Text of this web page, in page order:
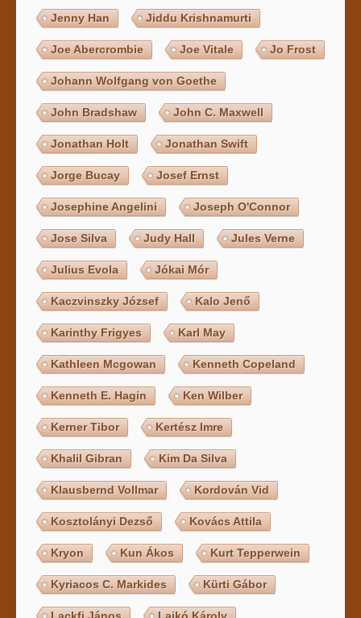
Jenny Han Jiddu Krishnamurti
Joe Abercrombie Joe Vitale Jo Frost
Johann Wolfgang von Goethe
John Bradshaw John C. Maxwell
Jonathan Holt Jonathan Swift
Jorge Bucay Josef Ernst
Josephine Angelini Joseph O'Connor
Jose Silva Judy Hall Jules Verne
Julius Evola Jókai Mór
Kaczvinszky József Kalo Jenő
Karinthy Frigyes Karl May
Kathleen Mcgowan Kenneth Copeland
Kenneth E. Hagin Ken Wilber
Kerner Tibor Kertész Imre
Khalil Gibran Kim Da Silva
Klausbernd Vollmar Kordován Vid
Kosztolányi Dezső Kovács Attila
Kryon Kun Ákos Kurt Tepperwein
Kyriacos C. Markides Kürti Gábor
Lackfi János Lajkó Károly